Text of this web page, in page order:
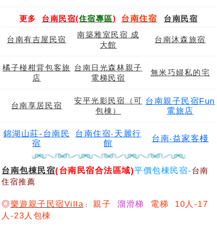
更多 台南民宿(住宿專區) 台南住宿 台南民宿
台南有吉屋民宿
南築雅室民宿 成
大館
台南沐森旅宿
橘子椪柑背包客旅
店
台南日光森林親子
電梯民宿
無米巧婦私的宅
台南享居民宿
安平光影民宿（可
包棟）
台南親子民宿Fun
電旅店
錦湖山莊-台南民
宿
台南住宿‧天麗行
館
台南‧益家客棧
台南包棟民宿(台南民宿合法區域)平價包棟民宿- 台南
住宿推薦
◎樂遊親子民宿Villa ： 親子溜滑梯
電梯 10人-17
人-23人包棟